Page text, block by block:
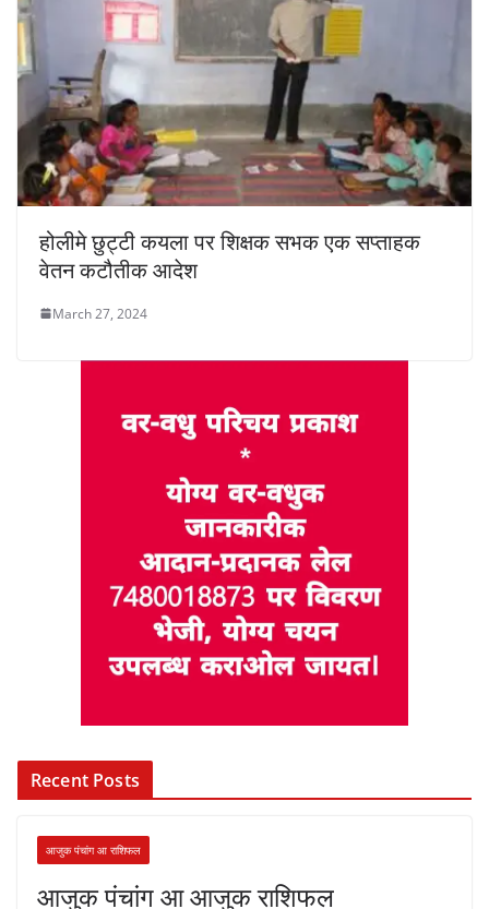
होलीमे छुट्टी कयला पर शिक्षक सभक एक सप्ताहक
वेतन कटौतीक आदेश
March 27, 2024
Recent Posts
आजुक पंचांग आ राशिफल
आजुक पंचांग आ आजुक राशिफल